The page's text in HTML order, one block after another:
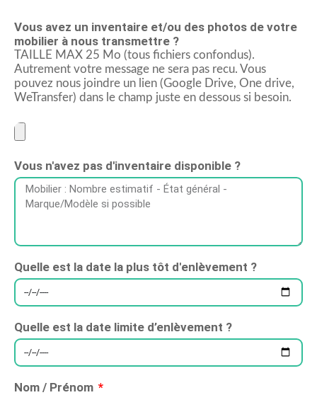
Vous avez un inventaire et/ou des photos de votre
mobilier à nous transmettre ?
TAILLE MAX 25 Mo (tous fichiers confondus).
Autrement votre message ne sera pas recu. Vous
pouvez nous joindre un lien (Google Drive, One drive,
WeTransfer) dans le champ juste en dessous si besoin.
Vous n'avez pas d'inventaire disponible ?
Quelle est la date la plus tôt d'enlèvement ?
Quelle est la date limite d’enlèvement ?
Nom / Prénom